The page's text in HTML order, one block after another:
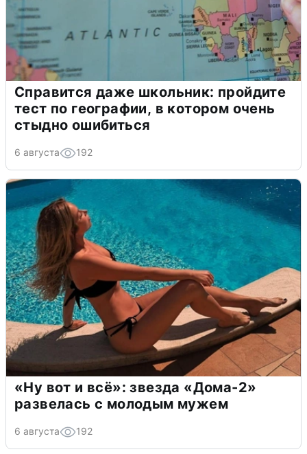
Справится даже школьник: пройдите
тест по географии, в котором очень
стыдно ошибиться
6 августа 192
«Ну вот и всё»: звезда «Дома-2»
развелась с молодым мужем
6 августа 192